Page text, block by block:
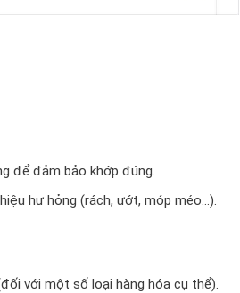
để đảm bảo khớp đúng.
hư hỏng (rách, ướt, móp méo…).
với một số loại hàng hóa cụ thể).